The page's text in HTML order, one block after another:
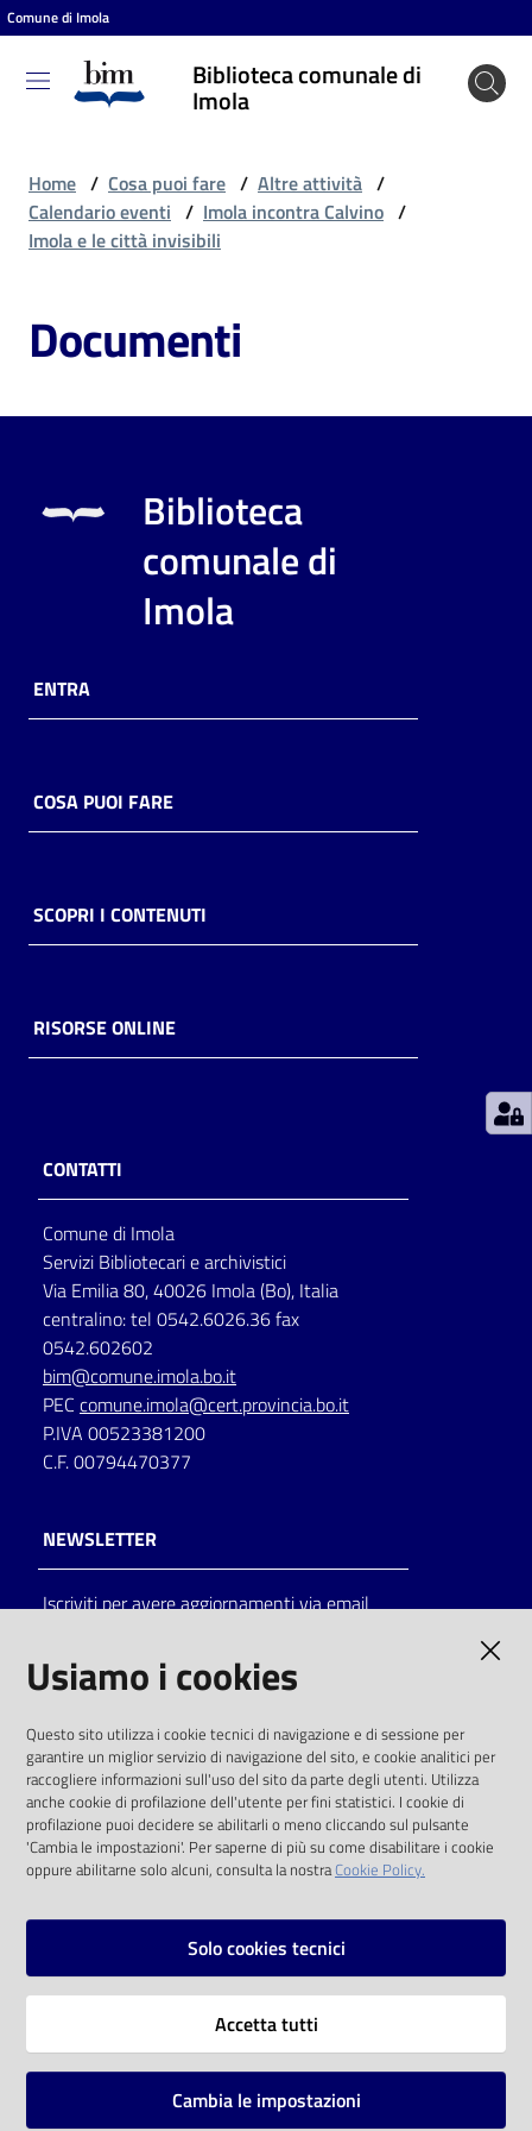
Vai al contenuto
Vai alla navigazione
Vai al footer
Comune di Imola
Biblioteca comunale di
Imola
Biblioteca
comunale
Cosa
fare
Scopri
online
Piani
Decentrate
Seguici
su
on line
Eventi
Chiedi al
bibliotecario
Avvisi
Home / Cosa puoi fare / Altre attività /
Calendario eventi / Imola incontra Calvino /
Imola e le città invisibili
Documenti
Biblioteca
comunale di
Imola
ENTRA
COSA PUOI FARE
SCOPRI I CONTENUTI
RISORSE ONLINE
CONTATTI
Comune di Imola
Servizi Bibliotecari e archivistici
Via Emilia 80, 40026 Imola (Bo), Italia
centralino: tel 0542.6026.36 fax
0542.602602
bim@comune.imola.bo.it
PEC comune.imola@cert.provincia.bo.it
P.IVA 00523381200
C.F. 00794470377
NEWSLETTER
Iscriviti per avere aggiornamenti via email
solo alle condizioni previste dalla direttiva
comunitaria 2003/98/CE e dal d.lgs. 36/2006
SOCIAL
Instagram
Vai alla pagina
Usiamo i cookies
Questo sito utilizza i cookie tecnici di navigazione e di sessione per
garantire un miglior servizio di navigazione del sito, e cookie analitici per
raccogliere informazioni sull'uso del sito da parte degli utenti. Utilizza
anche cookie di profilazione dell'utente per fini statistici. I cookie di
profilazione puoi decidere se abilitarli o meno cliccando sul pulsante
'Cambia le impostazioni'. Per saperne di più su come disabilitare i cookie
oppure abilitarne solo alcuni, consulta la nostraCookie Policy.
Solo cookies tecnici
Accetta tutti
Cambia le impostazioni